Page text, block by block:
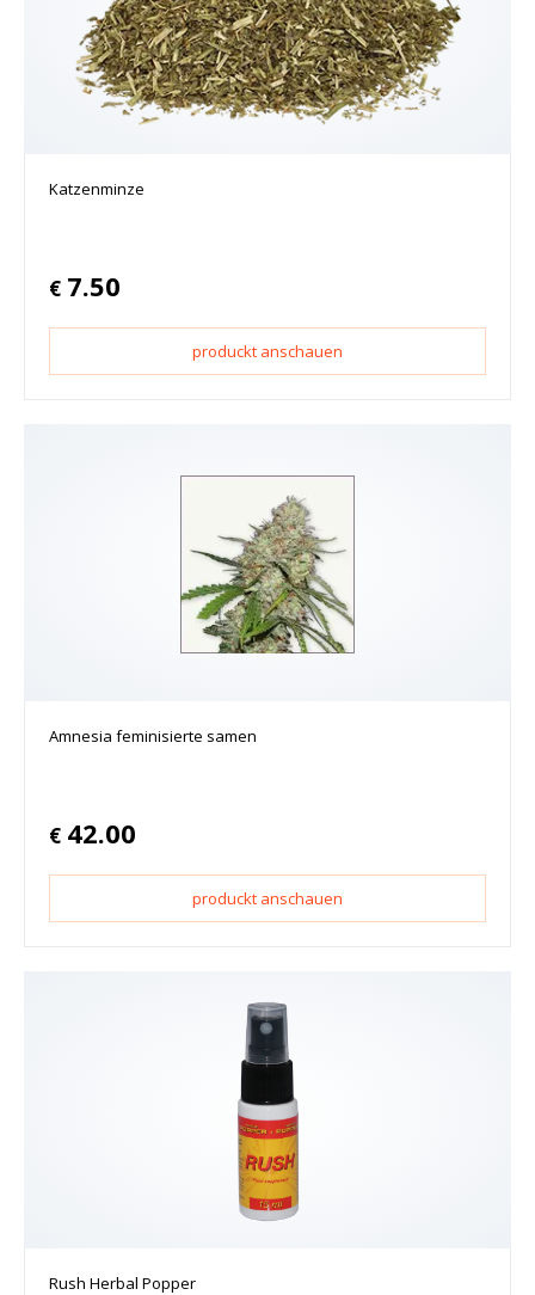
Katzenminze
€ 7.50
produckt anschauen
Amnesia feminisierte samen
€ 42.00
produckt anschauen
Rush Herbal Popper